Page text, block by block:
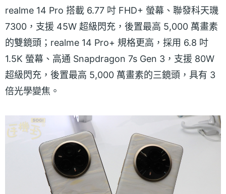
realme 14 Pro 搭載 6.77 吋 FHD+ 螢幕、聯發科天璣
7300，支援 45W 超級閃充，後置最高 5,000 萬畫素
的雙鏡頭；realme 14 Pro+ 規格更高，採用 6.8 吋
1.5K 螢幕、高通 Snapdragon 7s Gen 3，支援 80W
超級閃充，後置最高 5,000 萬畫素的三鏡頭，具有 3
倍光學變焦。